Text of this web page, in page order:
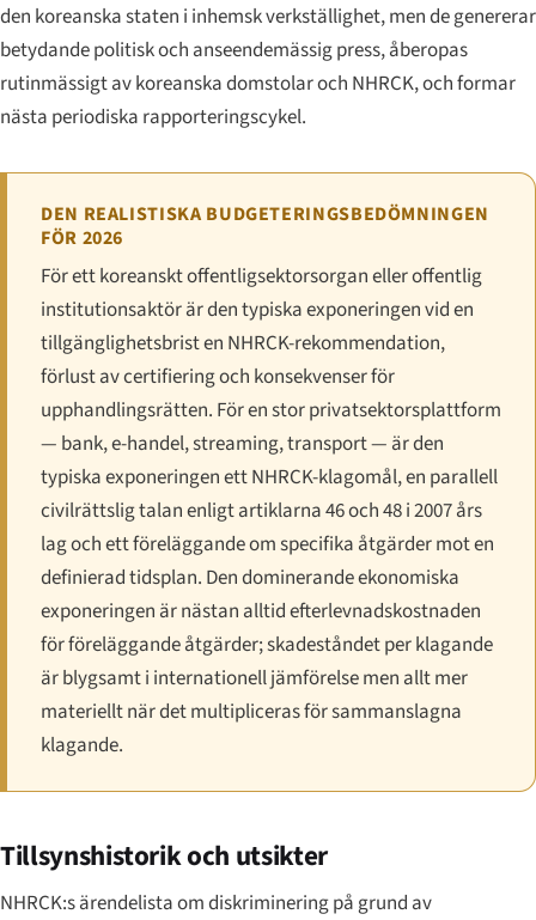
den koreanska staten i inhemsk verkställighet, men de genererar
betydande politisk och anseendemässig press, åberopas
rutinmässigt av koreanska domstolar och NHRCK, och formar
nästa periodiska rapporteringscykel.
DEN REALISTISKA BUDGETERINGSBEDÖMNINGEN
FÖR 2026
För ett koreanskt offentligsektors­organ eller offentlig
institutionsaktör är den typiska exponeringen vid en
tillgänglighetsbrist en NHRCK-rekommendation,
förlust av certifiering och konsekvenser för
upphandlingsrätten. För en stor privatsektorsplattform
— bank, e-handel, streaming, transport — är den
typiska exponeringen ett NHRCK-klagomål, en parallell
civilrättslig talan enligt artiklarna 46 och 48 i 2007 års
lag och ett föreläggande om specifika åtgärder mot en
definierad tidsplan. Den dominerande ekonomiska
exponeringen är nästan alltid efterlevnadskostnaden
för föreläggande åtgärder; skadeståndet per klagande
är blygsamt i internationell jämförelse men allt mer
materiellt när det multipliceras för sammanslagna
klagande.
Tillsynshistorik och utsikter
NHRCK:s ärendelista om diskriminering på grund av